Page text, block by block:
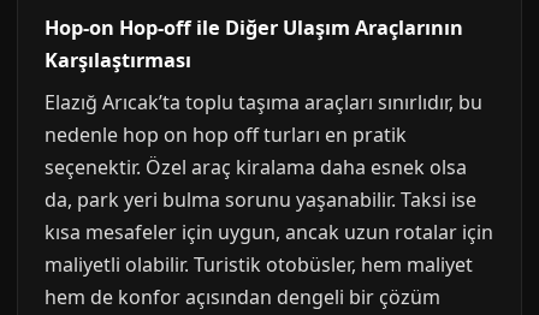
Hop-on Hop-off ile Diğer Ulaşım Araçlarının
Karşılaştırması
Elazığ Arıcak’ta toplu taşıma araçları sınırlıdır, bu
nedenle hop on hop off turları en pratik
seçenektir. Özel araç kiralama daha esnek olsa
da, park yeri bulma sorunu yaşanabilir. Taksi ise
kısa mesafeler için uygun, ancak uzun rotalar için
maliyetli olabilir. Turistik otobüsler, hem maliyet
hem de konfor açısından dengeli bir çözüm